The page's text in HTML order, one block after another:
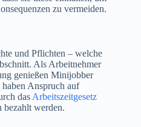
zu vermeiden.
und Pflichten – welche
Als Arbeitnehmer
genießen Minijobber
Anspruch auf
dasArbeitszeitgesetz
bezahlt werden.